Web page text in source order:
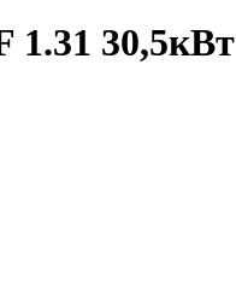
1.31 30,5кВт